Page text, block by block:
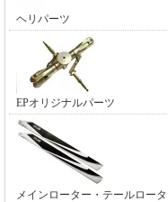
ヘリパーツ
EPオリジナルパーツ
メインローター・テールロー